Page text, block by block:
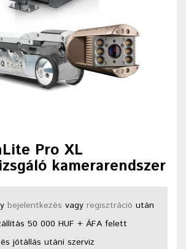
Pro XL
kamerarendszer
bejelentkezés vagy regisztráció után
50 000 HUF + ÁFA felett
jótállás utáni szerviz